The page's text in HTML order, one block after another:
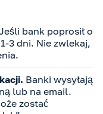
bank poprosił o
3 dni. Nie zwlekaj,
Banki wysyłają
lub na email.
zostać